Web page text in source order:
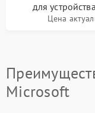
для устройства
Цена
Microsoft